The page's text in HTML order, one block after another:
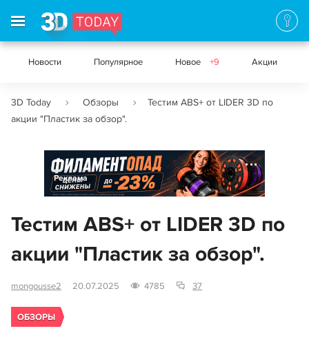
Новости Популярное Новое +9 Акции
3D Today Обзоры
Тестим ABS+ от LIDER 3D по
акции "Пластик за обзор".
Реклама
Тестим ABS+ от LIDER 3D по
акции "Пластик за обзор".
mongousse2 20.07.2025 4785 37
ОБЗОРЫ